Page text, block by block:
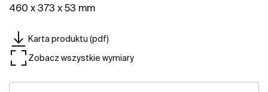
460 x 373 x 53 mm
Karta produktu (pdf)
Zobacz wszystkie wymiary